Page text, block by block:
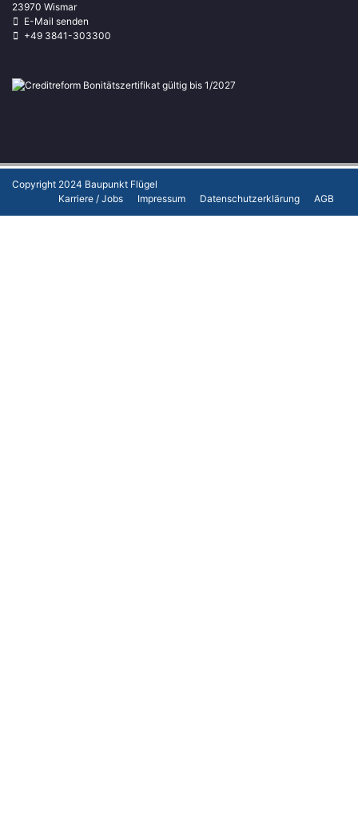
23970 Wismar
E-Mail senden
+49 3841-303300
Copyright 2024 Baupunkt Flügel
Karriere / Jobs
Impressum Datenschutzerklärung AGB